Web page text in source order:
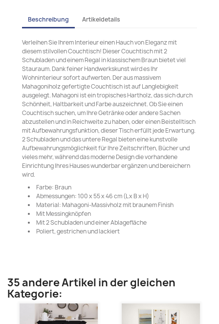
Beschreibung Artikeldetails
Verleihen Sie Ihrem Interieur einen Hauch von Eleganz mit
diesem stilvollen Couchtisch! Dieser Couchtisch mit 2
Schubladen und einem Regal in klassischem Braun bietet viel
Stauraum. Dank feiner Handwerkskunst wird es Ihr
Wohninterieur sofort aufwerten. Der aus massivem
Mahagoniholz gefertigte Couchtisch ist auf Langlebigkeit
ausgelegt. Mahagoni ist ein tropisches Hartholz, das sich durch
Schönheit, Haltbarkeit und Farbe auszeichnet. Ob Sie einen
Couchtisch suchen, um Ihre Getränke oder andere Sachen
abzustellen und in Reichweite zu haben, oder einen Beistelltisch
mit Aufbewahrungsfunktion, dieser Tisch erfüllt jede Erwartung.
2 Schubladen und das untere Regal bieten eine kunstvolle
Aufbewahrungsmöglichkeit für Ihre Zeitschriften, Bücher und
vieles mehr, während das moderne Design die vorhandene
Einrichtung Ihres Hauses wunderbar ergänzen und bereichern
wird.
Farbe: Braun
Abmessungen: 100 x 55 x 46 cm (L x B x H)
Material: Mahagoni-Massivholz mit braunem Finish
Mit Messingknöpfen
Mit 2 Schubladen und einer Ablagefläche
Poliert, gestrichen und lackiert
35 andere Artikel in der gleichen
Kategorie: